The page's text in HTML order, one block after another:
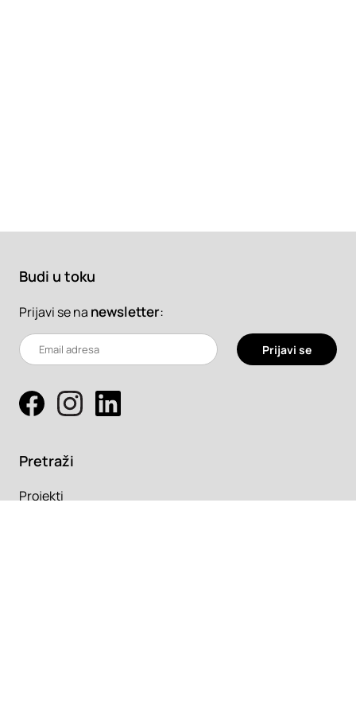
Budi u toku
Prijavi se na newsletter:
Prijavi se
Pretraži
Projekti